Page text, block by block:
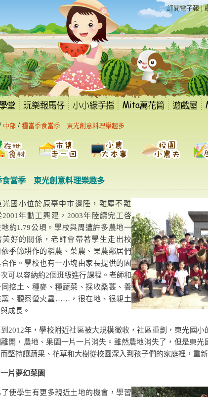
::: 訂閱電子報 |
中部 / 種當季食當季 東光創意料理樂趣多
食當季 東光創意料理樂趣多
小位於原臺中市邊陲，離塵不離
2001年動工興建，2003年陸續完工啓
地約1.79公頃。學校與周遭許多農地一
美好的關係，老師會帶著學生走出校
依季節耕作的稻農、菜農、果農鄰居們
作。學校也有一小塊由家長提供的園
可以容納約2個班級進行課程。老師和
挖土、種麥、種蔬菜、採收桑葚、養
窯、觀察螢火蟲……，很在地、很親土
成長。
年，學校附近社區被大規模徵收，社區重劃，東光國小
開，農地、果園一片一片消失。雖然農地消失了，但是東光
堅持讓蔬果、花草和大樹從校園深入到孩子們的家庭裡，重新
片夢幻菜園
學生有更多親近土地的機會，學習